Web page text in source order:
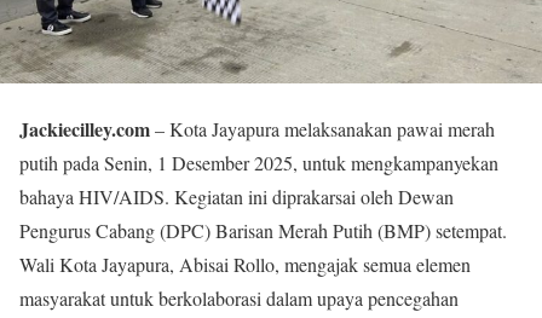
Jackiecilley.com– Kota Jayapura melaksanakan pawai merah
putih pada Senin, 1 Desember 2025, untuk mengkampanyekan
bahaya HIV/AIDS. Kegiatan ini diprakarsai oleh Dewan
Pengurus Cabang (DPC) Barisan Merah Putih (BMP) setempat.
Wali Kota Jayapura, Abisai Rollo, mengajak semua elemen
masyarakat untuk berkolaborasi dalam upaya pencegahan